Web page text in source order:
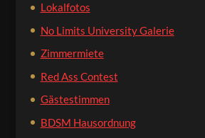
Lokalfotos
No Limits University Galerie
Zimmermiete
Red Ass Contest
Gästestimmen
BDSM Hausordnung